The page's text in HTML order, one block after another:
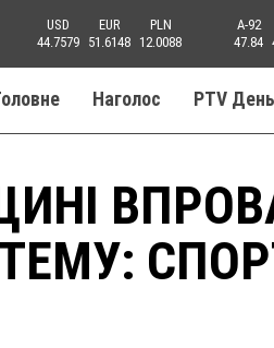
USD
44.7579
EUR
51.6148
PLN
12.0088
A-92
47.84
Наголос PTV День